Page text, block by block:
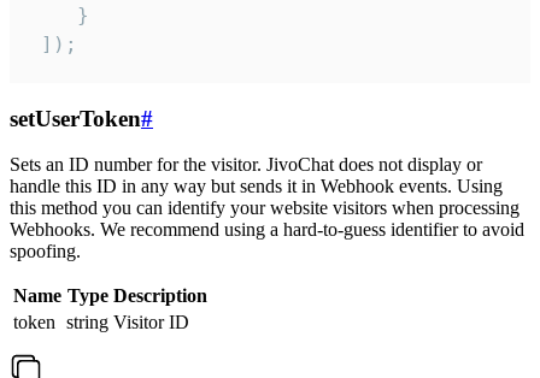
    }
]);
setUserToken#
Sets an ID number for the visitor. JivoChat does not display or
handle this ID in any way but sends it in Webhook events. Using
this method you can identify your website visitors when processing
Webhooks. We recommend using a hard-to-guess identifier to avoid
spoofing.
Name Type Description
token string Visitor ID